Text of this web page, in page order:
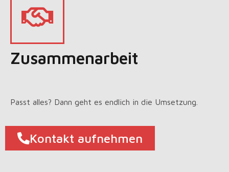
Zusammenarbeit
Passt alles? Dann geht es endlich in die Umsetzung.
Kontakt aufnehmen